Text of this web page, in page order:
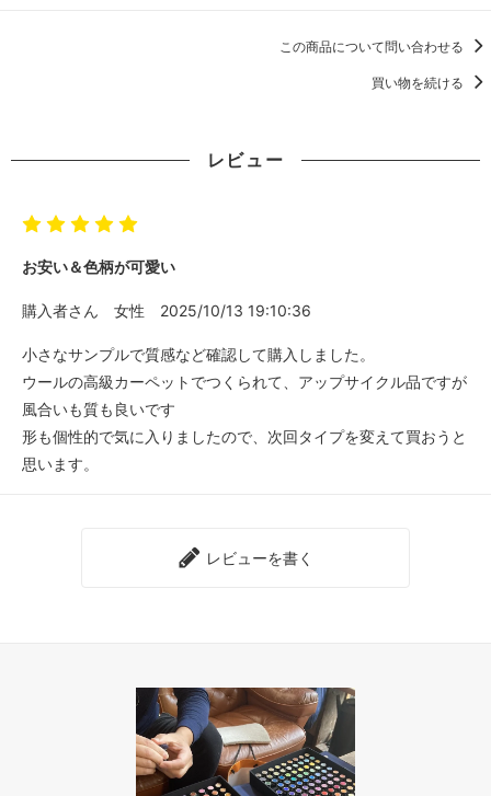
この商品について問い合わせる
買い物を続ける
レビュー
お安い＆色柄が可愛い
購入者さん 女性 2025/10/13 19:10:36
小さなサンプルで質感など確認して購入しました。
ウールの高級カーペットでつくられて、アップサイクル品ですが
風合いも質も良いです
形も個性的で気に入りましたので、次回タイプを変えて買おうと
思います。
レビューを書く